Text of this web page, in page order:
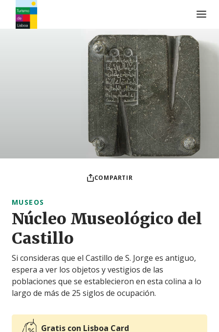
Logo de Turismo de Lisboa
COMPARTIR
MUSEOS
Núcleo Museológico del
Castillo
Si consideras que el Castillo de S. Jorge es antiguo,
espera a ver los objetos y vestigios de las
poblaciones que se establecieron en esta colina a lo
largo de más de 25 siglos de ocupación.
Gratis con Lisboa Card